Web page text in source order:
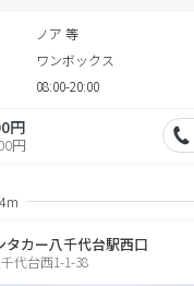
ノア 等
ワンボックス
08:00-20:00
円
円
タカー八千代台駅西口
代台西1-1-38